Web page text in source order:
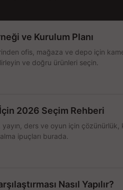
ve Kurulum Planı
ofis, mağaza ve depo için
ve doğru ürünleri seçin.
2026 Seçim Rehberi
ders ve oyun için çözünürlük,
ipuçları burada.
Nasıl Yapılır?